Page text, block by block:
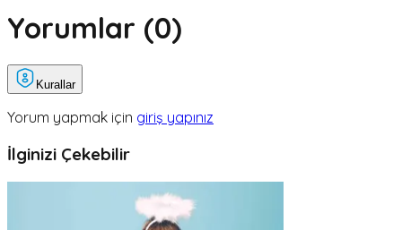
Yorumlar (0)
Kurallar
Yorum yapmak için giriş yapınız
İlginizi Çekebilir